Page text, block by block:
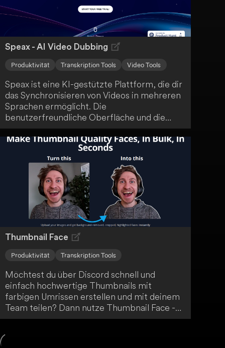
Speax - AI Video Dubbing
Produktivität Transkription Tools Video Tools
Speax ist eine KI-gestützte Plattform, die dir
das Synchronisieren von Videos in mehreren
Sprachen ermöglicht. Die
benutzerfreundliche Oberfläche und die
schnelle Batch-Verarbeitung erleichtern es
dir, ein globales Publikum zu erreichen. Du
kannst deine Videos einfach hochladen,
verwalten und herunterladen.
Thumbnail Face
Produktivität Transkription Tools
Möchtest du über Discord schnell und
einfach hochwertige Thumbnails mit
farbigen Umrissen erstellen und mit deinem
Team teilen? Dann nutze Thumbnail Face -
ein Tool, das dir genau das ermöglicht!